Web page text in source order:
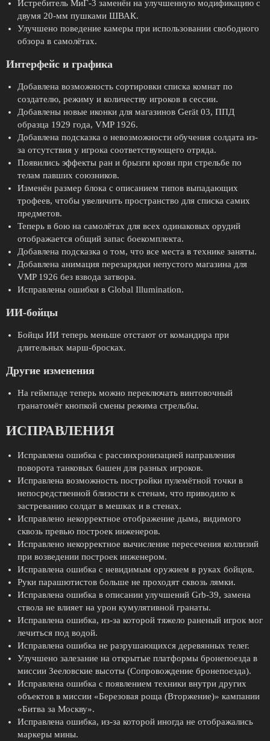
Истребитель МиГ-3 заменён на улучшенную модификацию с
двумя 20-мм пушками ШВАК.
Улучшено поведение камеры при использовании свободного
обзора в самолётах.
Интерфейс и графика
Добавлена возможность сортировки списка комнат по
создателю, режиму и количеству игроков в сессии.
Добавлены новые иконки для магазинов Gerät 03, ППД
образца 1929 года, VMP 1926.
Добавлена подсказка о невозможности обучения солдата из-
за отсутствия у игрока соответствующего отряда.
Появились эффекты ран и брызги крови при стрельбе по
телам павших союзников.
Изменён размер блока с описанием типов выпадающих
трофеев, чтобы увеличить пространство для списка самих
предметов.
Теперь в бою на самолётах для всех одинаковых орудий
отображается общий запас боекомплекта.
Добавлена подсказка о том, что все места в технике заняты.
Добавлена анимация перезарядки непустого магазина для
VMP 1926 без взвода затвора.
Исправлены ошибки в Global Illumination.
ИИ-бойцы
Бойцы ИИ теперь меньше отстают от командира при
длительных марш-бросках.
Другие изменения
На геймпаде теперь можно переключать винтовочный
гранатомёт кнопкой смены режима стрельбы.
ИСПРАВЛЕНИЯ
Исправлена ошибка с рассинхронизацией направления
поворота танковых башен для разных игроков.
Исправлена возможность постройки пулемётной точки в
непосредственной близости к стенам, что приводило к
застреванию солдат в мешках и в стенах.
Исправлено некорректное отображение дыма, видимого
сквозь превью построек инженеров.
Исправлено некорректное вычисление пересечения коллизий
при возведении построек инженером.
Исправлена ошибка с невидимым оружием в руках бойцов.
Руки парашютистов больше не проходят сквозь лямки.
Исправлена ошибка в описании улучшений Grb-39, замена
ствола не влияет на урон кумулятивной гранаты.
Исправлена ошибка, из-за которой тяжело раненый игрок мог
лечиться под водой.
Исправлена ошибка не разрушающихся деревянных телег.
Улучшено залезание на открытые платформы бронепоезда в
миссии Зееловские высоты (Сопровождение бронепоезда).
Исправлена ошибка с появлением техники внутри других
объектов в миссии «Березовая роща (Вторжение)» кампании
«Битва за Москву».
Исправлена ошибка, из-за которой иногда не отображались
маркеры мины.